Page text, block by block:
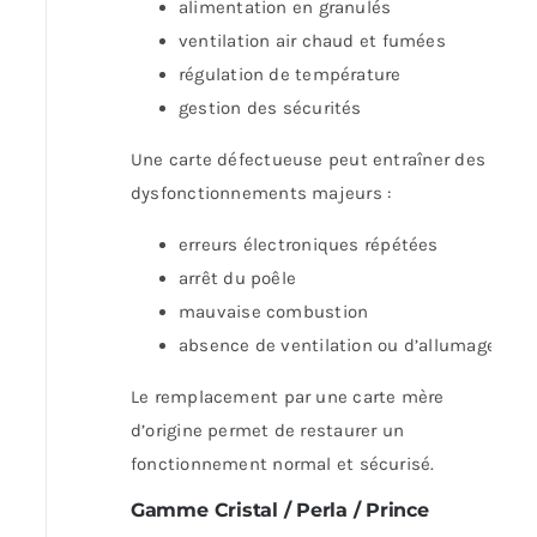
alimentation en granulés
ventilation air chaud et fumées
régulation de température
gestion des sécurités
Une carte défectueuse peut entraîner des
dysfonctionnements majeurs :
erreurs électroniques répétées
arrêt du poêle
mauvaise combustion
absence de ventilation ou d’allumage
Le remplacement par une carte mère
d’origine permet de restaurer un
fonctionnement normal et sécurisé.
Gamme Cristal / Perla / Prince